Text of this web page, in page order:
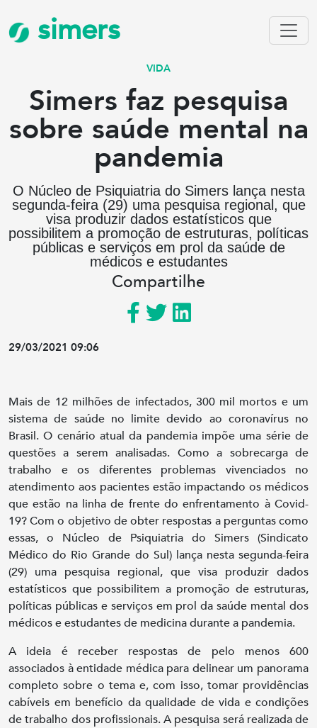
simers
VIDA
Simers faz pesquisa
sobre saúde mental na
pandemia
O Núcleo de Psiquiatria do Simers lança nesta
segunda-feira (29) uma pesquisa regional, que
visa produzir dados estatísticos que
possibilitem a promoção de estruturas, políticas
públicas e serviços em prol da saúde de
médicos e estudantes
Compartilhe
29/03/2021 09:06
Mais de 12 milhões de infectados, 300 mil mortos e um
sistema de saúde no limite devido ao coronavírus no
Brasil. O cenário atual da pandemia impõe uma série de
questões a serem analisadas. Como a sobrecarga de
trabalho e os diferentes problemas vivenciados no
atendimento aos pacientes estão impactando os médicos
que estão na linha de frente do enfrentamento à Covid-
19? Com o objetivo de obter respostas a perguntas como
essas, o Núcleo de Psiquiatria do Simers (Sindicato
Médico do Rio Grande do Sul) lança nesta segunda-feira
(29) uma pesquisa regional, que visa produzir dados
estatísticos que possibilitem a promoção de estruturas,
políticas públicas e serviços em prol da saúde mental dos
médicos e estudantes de medicina durante a pandemia.
A ideia é receber respostas de pelo menos 600
associados à entidade médica para delinear um panorama
completo sobre o tema e, com isso, tomar providências
cabíveis em benefício da qualidade de vida e condições
de trabalho dos profissionais. A pesquisa será realizada de